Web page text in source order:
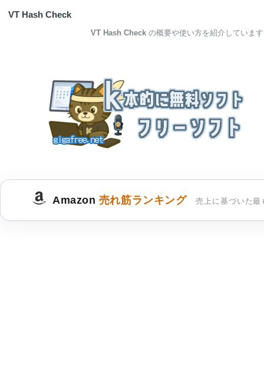
VT Hash Check
VT Hash Check の概要や使い方を紹介しています
Amazon 売れ筋ランキング 売上に基づいた最